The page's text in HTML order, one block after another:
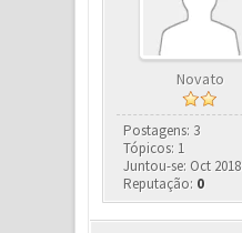
Novato
Postagens: 3
Tópicos: 1
Juntou-se: Oct 2018
Reputação: 0